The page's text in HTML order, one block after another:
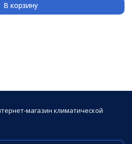
В корзину
магазин климатической